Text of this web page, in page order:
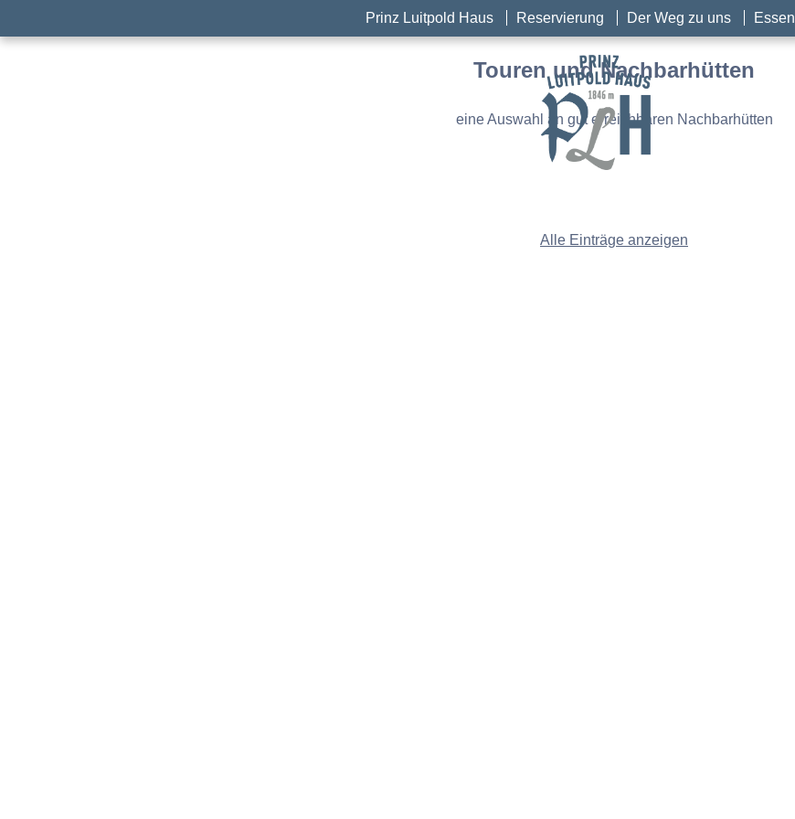
Prinz Luitpold Haus Reservierung Der Weg zu uns Essen
Touren und Nachbarhütten
eine Auswahl an gut erreichbaren Nachbarhütten
Alle Einträge anzeigen